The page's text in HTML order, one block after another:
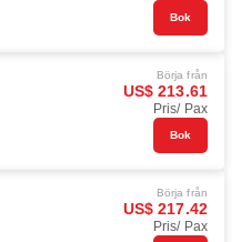
Bok
Börja från
US$ 213.61
Pris/ Pax
Bok
Börja från
US$ 217.42
Pris/ Pax